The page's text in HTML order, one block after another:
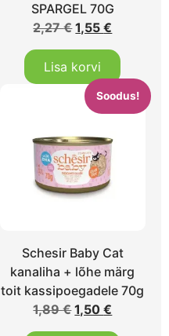
SPARGEL 70G
2,27€ 1,55€
Lisa korvi
Soodus!
Schesir Baby Cat
kanaliha + lõhe märg
toit kassipoegadele 70g
1,89€ 1,50€